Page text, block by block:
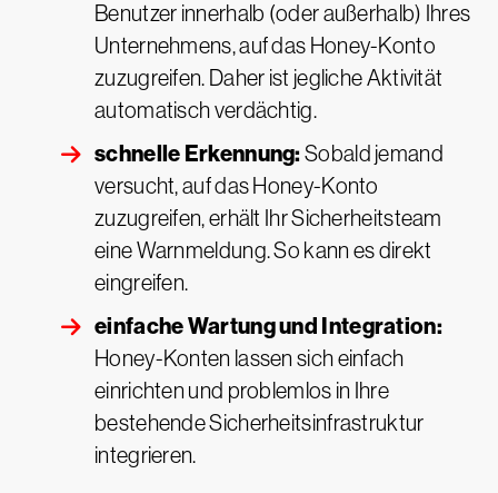
Benutzer innerhalb (oder außerhalb) Ihres
Unternehmens, auf das Honey-Konto
zuzugreifen. Daher ist jegliche Aktivität
automatisch verdächtig.
schnelle Erkennung:Sobald jemand
versucht, auf das Honey-Konto
zuzugreifen, erhält Ihr Sicherheitsteam
eine Warnmeldung. So kann es direkt
eingreifen.
einfache Wartung und Integration:
Honey-Konten lassen sich einfach
einrichten und problemlos in Ihre
bestehende Sicherheitsinfrastruktur
integrieren.